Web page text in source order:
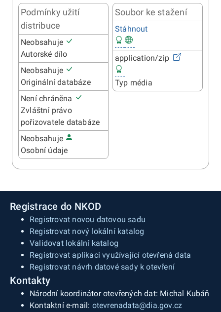
Podmínky užití
distribuce
Neobsahuje
Autorské dílo
Neobsahuje
Originální databáze
Není chráněna
Zvláštní právo
pořizovatele databáze
Neobsahuje
Osobní údaje
Soubor ke stažení
Stáhnout
application/zip
Typ média
Registrace do NKOD
Registrovat novou datovou sadu
Registrovat nový lokální katalog
Validovat lokální katalog
Registrovat aplikaci využívající otevřená data
Registrovat návrh datové sady k otevření
Kontakty
Národní koordinátor otevřených dat: Michal Kubáň
Kontaktní e-mail: otevrenadata@dia.gov.cz